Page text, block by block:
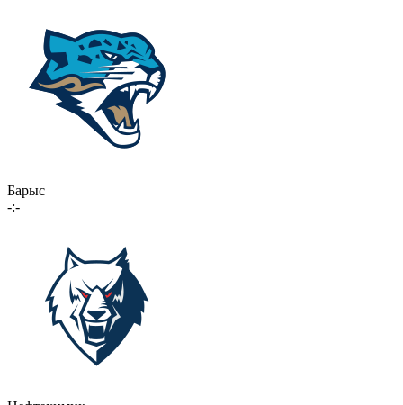
Барыс
-:-